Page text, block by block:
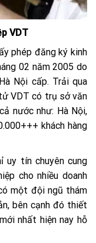
VDT
phép đăng ký kinh
02 năm 2005 do
Nội cấp. Trải qua
VDT có trụ sở văn
nước như: Hà Nội,
khách hàng
uy tín chuyên cung
cho nhiều doanh
một đội ngũ thám
bên cạnh đó thiết
nhất hiện nay hỗ